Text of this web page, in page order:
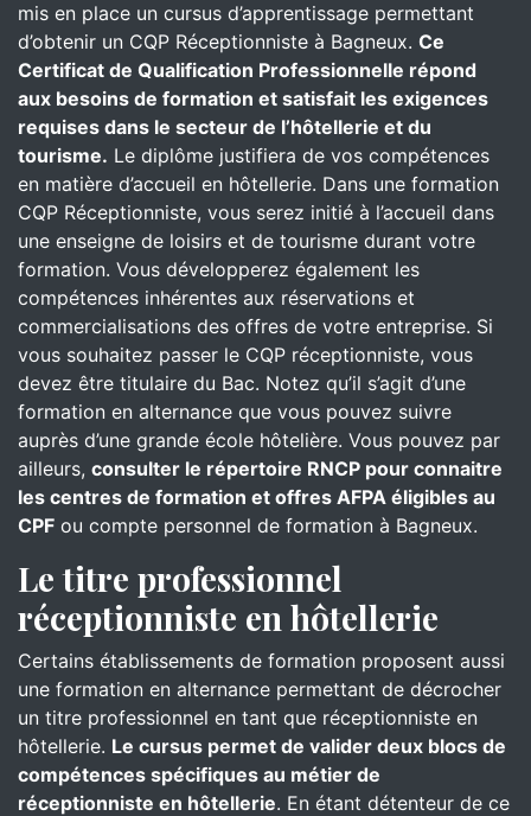
mis en place un cursus d’apprentissage permettant
d’obtenir un CQP Réceptionniste à Bagneux. Ce
Certificat de Qualification Professionnelle répond
aux besoins de formation et satisfait les exigences
requises dans le secteur de l’hôtellerie et du
tourisme. Le diplôme justifiera de vos compétences
en matière d’accueil en hôtellerie. Dans une formation
CQP Réceptionniste, vous serez initié à l’accueil dans
une enseigne de loisirs et de tourisme durant votre
formation. Vous développerez également les
compétences inhérentes aux réservations et
commercialisations des offres de votre entreprise. Si
vous souhaitez passer le CQP réceptionniste, vous
devez être titulaire du Bac. Notez qu’il s’agit d’une
formation en alternance que vous pouvez suivre
auprès d’une grande école hôtelière. Vous pouvez par
ailleurs, consulter le répertoire RNCP pour connaitre
les centres de formation et offres AFPA éligibles au
CPF ou compte personnel de formation à Bagneux.
Le titre professionnel
réceptionniste en hôtellerie
Certains établissements de formation proposent aussi
une formation en alternance permettant de décrocher
un titre professionnel en tant que réceptionniste en
hôtellerie. Le cursus permet de valider deux blocs de
compétences spécifiques au métier de
réceptionniste en hôtellerie. En étant détenteur de ce